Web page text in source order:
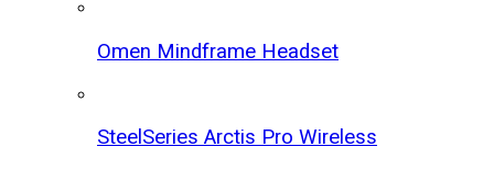
Omen Mindframe Headset
SteelSeries Arctis Pro Wireless